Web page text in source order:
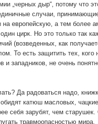
„черных дыр“, потому что
случаи,
на европейскую, а тем более
цирк. Но это только так
(возведенных, как
То есть защитить тех,
и западников, не очень
Да радоваться надо,
катюш масловых,
себя зарубят, чем
травмоопасностью мира.